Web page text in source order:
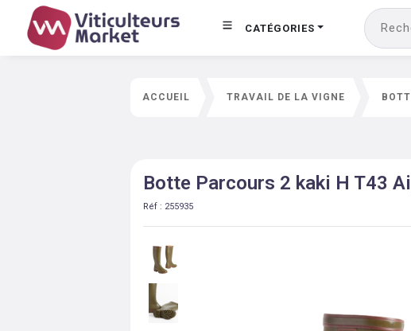
CATÉGORIES
ACCUEIL TRAVAIL DE LA VIGNE
Botte Parcours 2 kaki H T43
Réf : 255935